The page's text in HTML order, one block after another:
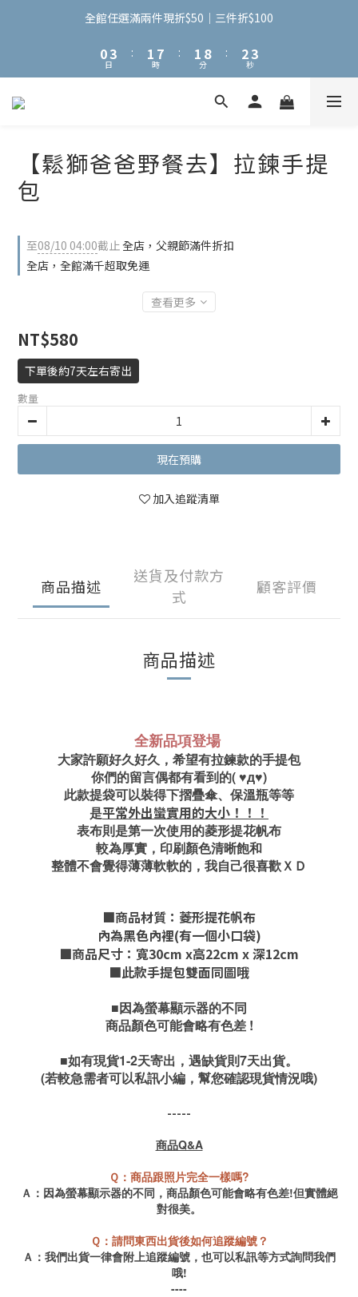
全館任選滿兩件現折$50｜三件折$100
2
0
5
3
2
日
:
3
1
0
9
7
6
1
時
:
3
1
0
8
7
2
1
分
:
4
2
1
4
2
1
秒
【鬆獅爸爸野餐去】拉鍊手提
包
至08/10 04:00截止全店，父親節滿件折扣
全店，全館滿千超取免運
查看更多
NT$580
下單後約7天左右寄出
數量
現在預購
加入追蹤清單
商品描述
送貨及付款方
式
顧客評價
商品描述
全新品項登場
大家許願好久好久，希望有拉鍊款的手提包
你們的留言偶都有看到的( ♥д♥)
此款提袋可以裝得下摺疊傘、保溫瓶等等
是平常外出蠻實用的大小！！！
表布則是第一次使用的菱形提花帆布
較為厚實，印刷顏色清晰飽和
整體不會覺得薄薄軟軟的，我自己很喜歡ＸＤ
■商品材質：菱形提花帆布
內為黑色內裡(有一個小口袋)
■商品尺寸：寬30cm x高22cm x 深12cm
■此款手提包雙面同圖哦
■因為螢幕顯示器的不同
商品顏色可能會略有色差 !
■如有現貨1-2天寄出， 遇缺貨則7天出貨。
(若較急需者可以私訊小編，幫您確認現貨情況哦)
-----
商品Q&A
Ｑ：商品跟照片完全一樣嗎?
Ａ：因為螢幕顯示器的不同，商品顏色可能會略有色差!但實體絕
對很美。
Ｑ：請問東西出貨後如何追蹤編號？
Ａ：我們出貨一律會附上追蹤編號，也可以私訊等方式詢問我們
哦!
----